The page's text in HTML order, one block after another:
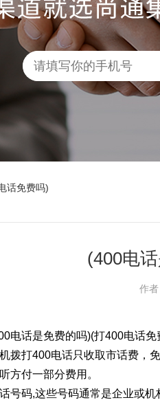
话免费吗)
(400电
作者
电话是免费的吗)(打400电话免
拨打400电话只收取市话费，
方付一部分费用。
号码,这些号码通常是企业或